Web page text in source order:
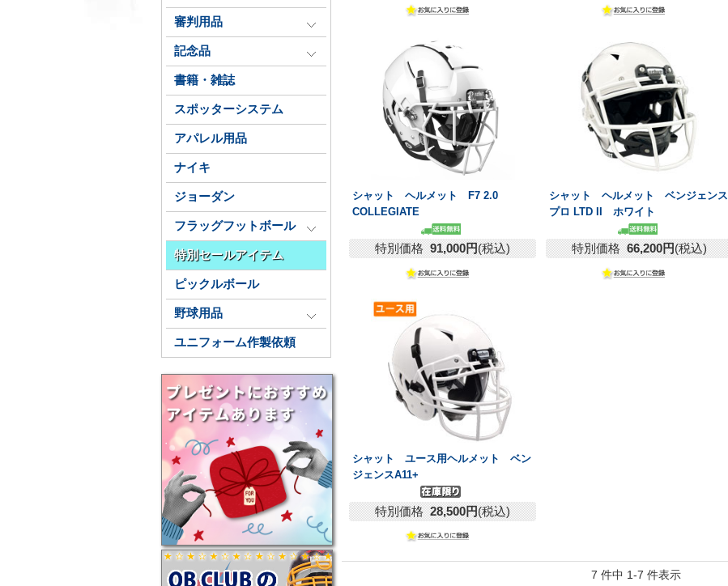
審判用品
記念品
書籍・雑誌
スポッターシステム
アパレル用品
ナイキ
ジョーダン
フラッグフットボール
特別セールアイテム
ピックルボール
野球用品
ユニフォーム作製依頼
シャット ヘルメット F7 2.0
COLLEGIATE
特別価格 91,000円(税込)
シャット ヘルメット ベンジェンス
プロ LTD II ホワイト
特別価格 66,200円(税込)
シャット ユース用ヘルメット ベン
ジェンスA11+
特別価格 28,500円(税込)
7 件中 1-7 件表示